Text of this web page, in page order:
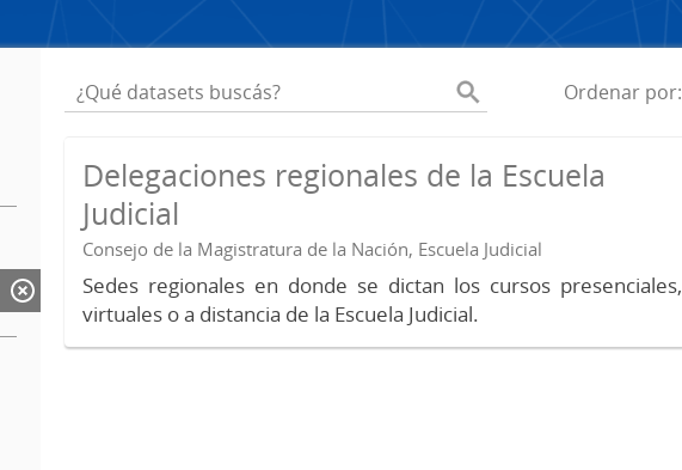
Ordenar por
Delegaciones regionales de la Escuela
Judicial
Consejo de la Magistratura de la Nación, Escuela Judicial
Sedes regionales en donde se dictan los cursos presenciales,
virtuales o a distancia de la Escuela Judicial.